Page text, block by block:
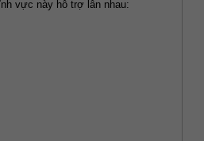
vực này hỗ trợ lẫn nhau: